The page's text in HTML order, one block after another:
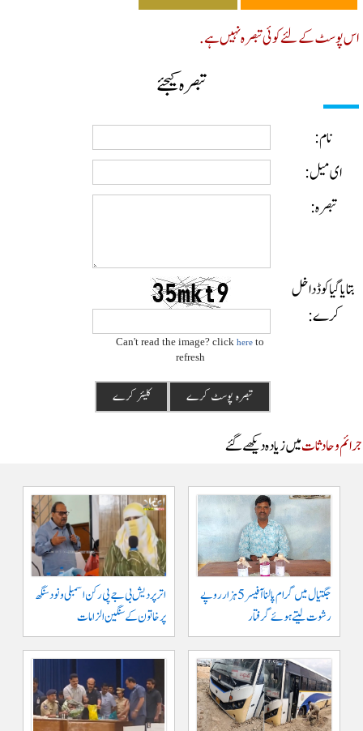
کے لئے کوئی تبصرہ نہیں ہے.
تبصرہ کیجئے
نام:
ای میل:
تبصرہ:
گیا کوڈ داخل
کرے:
Can't read the image? clickhere
refresh
و حادثاتمیں زیادہ دیکھے گئے
جگتیال میں گرام پالنا آفیسر 5 ہزار روپے
رشوت لیتے ہوئے گرفتار
اتر پردیش بی جے پی رکن اسمبلی ونود سنگھ
پر خاتون کے سنگین الزامات